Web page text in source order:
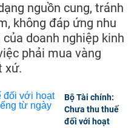
nguồn cung, tránh
không đáp ứng nhu
doanh nghiệp kinh
phải mua vàng
xứ.
Bộ Tài chính:
Chưa thu thuế
đối với hoạt